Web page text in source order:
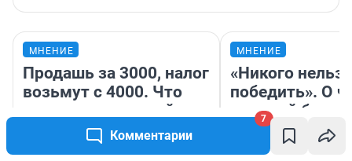
Комментарии
7
МНЕНИЕ
Продашь за 3000, налог
возьмут с 4000. Что
нам готовит новый
налоговый закон — он
коснется импорта и
МНЕНИЕ
«Никого нельзя
победить». О
главный
этого года,
бьет рекорды в